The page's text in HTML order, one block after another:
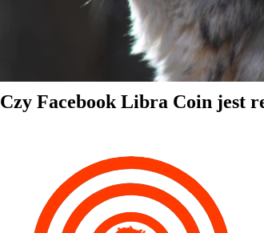
Czy Facebook Libra Coin jest